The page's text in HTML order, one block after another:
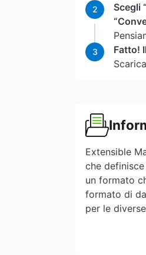
2
Scegli
3
Fatto!
Extensible
che
un formato
formato di
per le